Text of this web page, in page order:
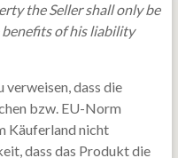
the Seller shall only be
of his liability
verweisen, dass die
bzw. EU-Norm
Käuferland nicht
dass das Produkt die